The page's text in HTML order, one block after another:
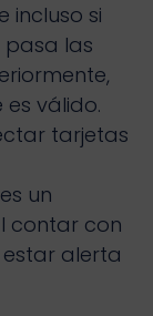
incluso si
las
válido.
tarjetas
un
contar con
alerta